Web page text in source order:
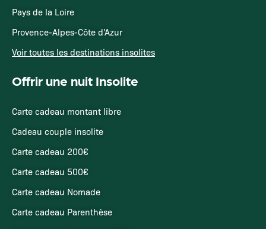
Pays de la Loire
Provence-Alpes-Côte d'Azur
Voir toutes les destinations insolites
Offrir une nuit Insolite
Carte cadeau montant libre
Cadeau couple insolite
Carte cadeau 200€
Carte cadeau 500€
Carte cadeau Nomade
Carte cadeau Parenthèse